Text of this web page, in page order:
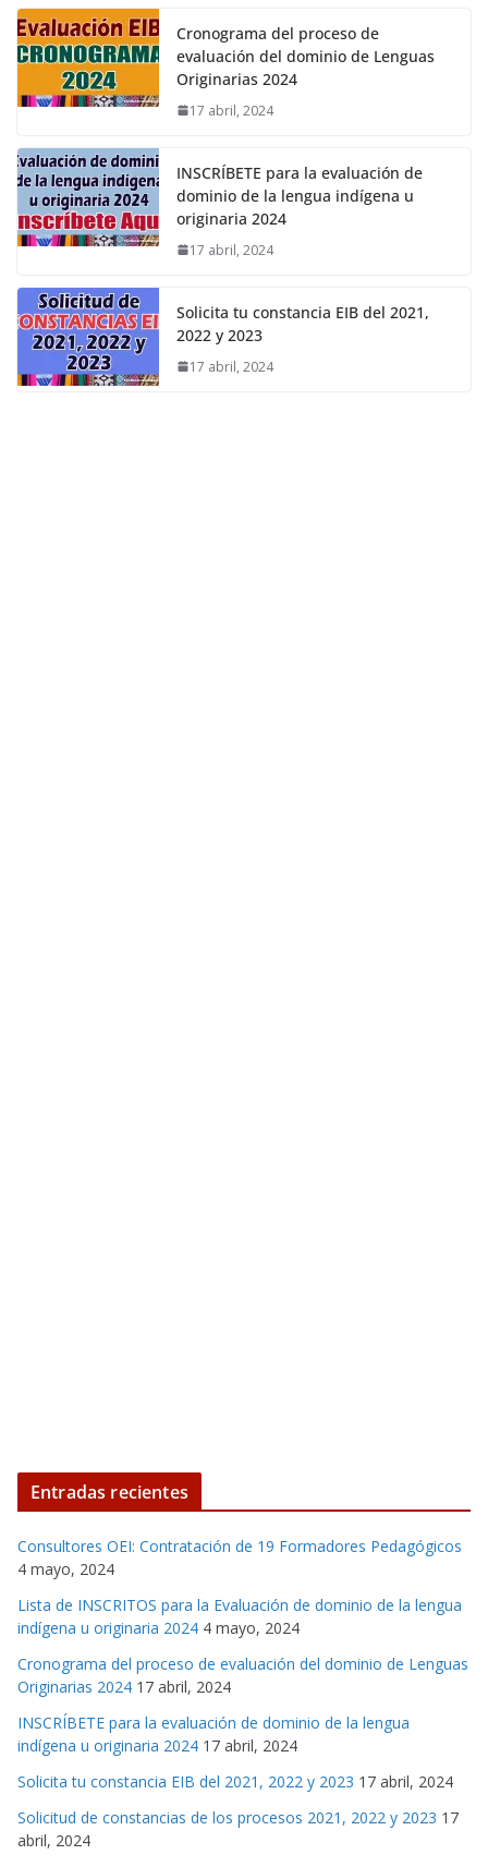
Cronograma del proceso de
evaluación del dominio de Lenguas
Originarias 2024
17 abril, 2024
INSCRÍBETE para la evaluación de
dominio de la lengua indígena u
originaria 2024
17 abril, 2024
Solicita tu constancia EIB del 2021,
2022 y 2023
17 abril, 2024
Entradas recientes
Consultores OEI: Contratación de 19 Formadores Pedagógicos
4 mayo, 2024
Lista de INSCRITOS para la Evaluación de dominio de la lengua
indígena u originaria 2024 4 mayo, 2024
Cronograma del proceso de evaluación del dominio de Lenguas
Originarias 2024 17 abril, 2024
INSCRÍBETE para la evaluación de dominio de la lengua
indígena u originaria 2024 17 abril, 2024
Solicita tu constancia EIB del 2021, 2022 y 2023 17 abril, 2024
Solicitud de constancias de los procesos 2021, 2022 y 2023 17
abril, 2024